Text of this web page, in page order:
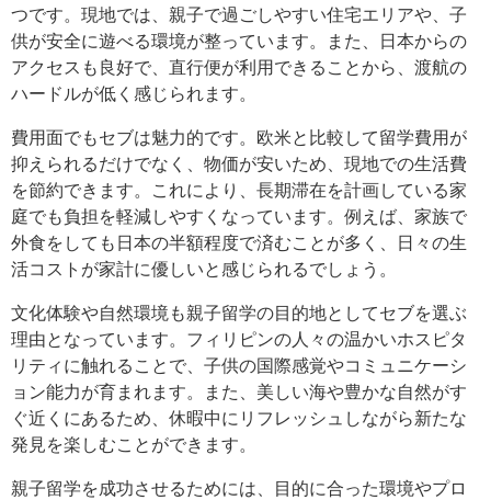
つです。現地では、親子で過ごしやすい住宅エリアや、子
供が安全に遊べる環境が整っています。また、日本からの
アクセスも良好で、直行便が利用できることから、渡航の
ハードルが低く感じられます。
費用面でもセブは魅力的です。欧米と比較して留学費用が
抑えられるだけでなく、物価が安いため、現地での生活費
を節約できます。これにより、長期滞在を計画している家
庭でも負担を軽減しやすくなっています。例えば、家族で
外食をしても日本の半額程度で済むことが多く、日々の生
活コストが家計に優しいと感じられるでしょう。
文化体験や自然環境も親子留学の目的地としてセブを選ぶ
理由となっています。フィリピンの人々の温かいホスピタ
リティに触れることで、子供の国際感覚やコミュニケーシ
ョン能力が育まれます。また、美しい海や豊かな自然がす
ぐ近くにあるため、休暇中にリフレッシュしながら新たな
発見を楽しむことができます。
親子留学を成功させるためには、目的に合った環境やプロ